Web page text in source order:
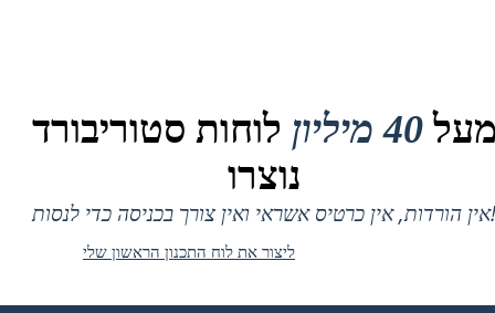
40 מיליון
לוחות סטוריבורד
נוצרו
אין הורדות, אין כרטיס אשראי ואין צורך בכניסה כדי לנסות!
ליצור את לוח התכנון הראשון שלי